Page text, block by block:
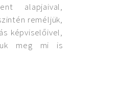
alapjaival,
reméljük,
képviselőivel,
meg mi is